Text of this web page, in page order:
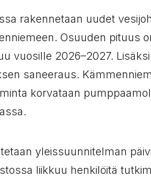
rakennetaan uudet
Osuuden pituus
vuosille 2026–2027.
saneeraus.
korvataan
yleissuunnitelman
liikkuu henkilöitä